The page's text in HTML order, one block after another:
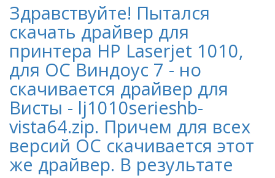
Здравствуйте! Пытался
скачать драйвер для
принтера HP Laserjet 1010,
для ОС Виндоус 7 - но
скачивается драйвер для
Висты - lj1010serieshb-
vista64.zip. Причем для всех
версий ОС скачивается этот
же драйвер. В результате